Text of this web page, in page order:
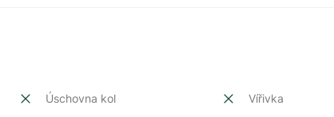
Úschovna kol Vířivka